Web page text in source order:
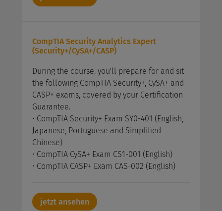
CompTIA Security Analytics Expert
(Security+/CySA+/CASP)
During the course, you'll prepare for and sit
the following CompTIA Security+, CySA+ and
CASP+ exams, covered by your Certification
Guarantee.
• CompTIA Security+ Exam SY0-401 (English,
Japanese, Portuguese and Simplified
Chinese)
• CompTIA CySA+ Exam CS1-001 (English)
• CompTIA CASP+ Exam CAS-002 (English)
jetzt ansehen